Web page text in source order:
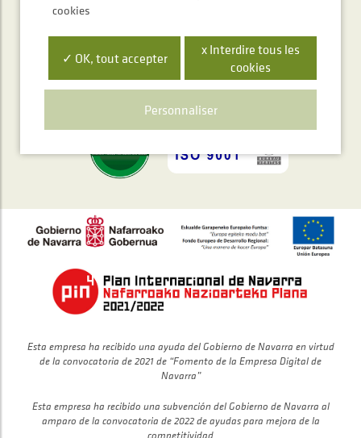
Polígono Ibarrea, s/n 31800 Alsasua, Navarra, Spain
Esta empresa ha recibido una ayuda del Gobierno de Navarra en virtud
de la convocatoria de 2021 de “Fomento de la Empresa Digital de
Navarra”
Esta empresa ha recibido una subvención del Gobierno de Navarra al
amparo de la convocatoria de 2022 de ayudas para mejora de la
competitividad
cookies
✓ OK, tout accepter
x Interdire tous les
cookies
Personnaliser